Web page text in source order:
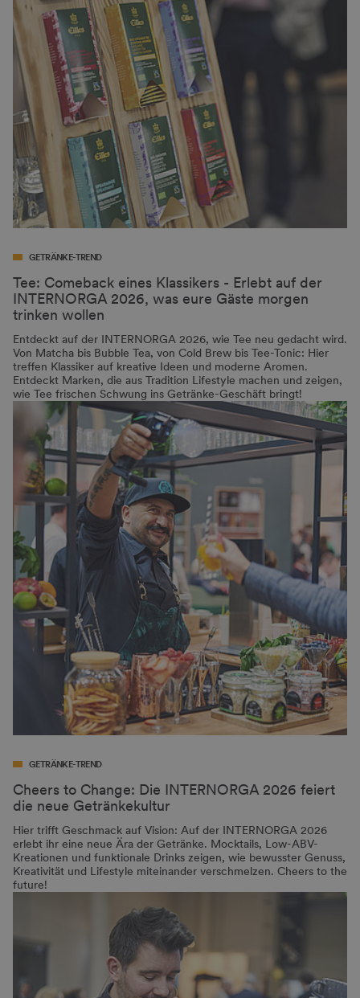
GETRÄNKE-TREND
Tee: Comeback eines Klassikers - Erlebt auf der
INTERNORGA 2026, was eure Gäste morgen
trinken wollen
Entdeckt auf der INTERNORGA 2026, wie Tee neu gedacht wird.
Von Matcha bis Bubble Tea, von Cold Brew bis Tee-Tonic: Hier
treffen Klassiker auf kreative Ideen und moderne Aromen.
Entdeckt Marken, die aus Tradition Lifestyle machen und zeigen,
wie Tee frischen Schwung ins Getränke-Geschäft bringt!
GETRÄNKE-TREND
Cheers to Change: Die INTERNORGA 2026 feiert
die neue Getränkekultur
Hier trifft Geschmack auf Vision: Auf der INTERNORGA 2026
erlebt ihr eine neue Ära der Getränke. Mocktails, Low-ABV-
Kreationen und funktionale Drinks zeigen, wie bewusster Genuss,
Kreativität und Lifestyle miteinander verschmelzen. Cheers to the
future!